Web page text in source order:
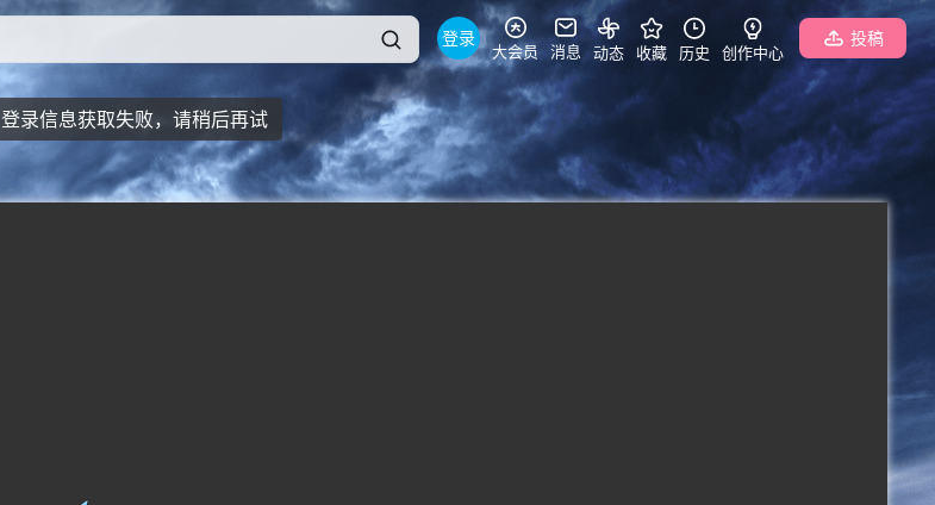
登录
大会员 消息 动态 收藏 历史 创作中心
投稿
登录信息获取失败，请稍后再试